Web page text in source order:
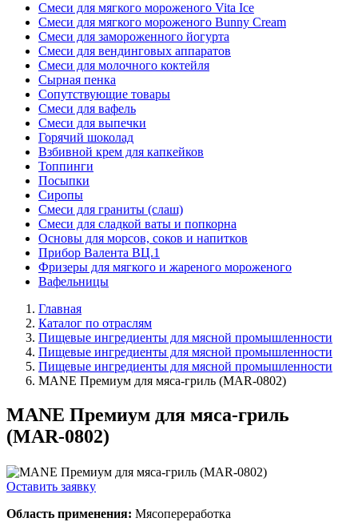
Смеси для мягкого мороженого Vita Ice
Смеси для мягкого мороженого Bunny Cream
Смеси для замороженного йогурта
Смеси для вендинговых аппаратов
Смеси для молочного коктейля
Сырная пенка
Сопутствующие товары
Смеси для вафель
Смеси для выпечки
Горячий шоколад
Взбивной крем для капкейков
Топпинги
Посыпки
Сиропы
Смеси для граниты (слаш)
Смеси для сладкой ваты и попкорна
Основы для морсов, соков и напитков
Прибор Валента ВЦ.1
Фризеры для мягкого и жареного мороженого
Вафельницы
Главная
Каталог по отраслям
Пищевые ингредиенты для мясной промышленности
Пищевые ингредиенты для мясной промышленности
Пищевые ингредиенты для мясной промышленности
MANE Премиум для мяса-гриль (MAR-0802)
MANE Премиум для мяса-гриль
(MAR-0802)
Оставить заявку
Область применения: Мясопереработка